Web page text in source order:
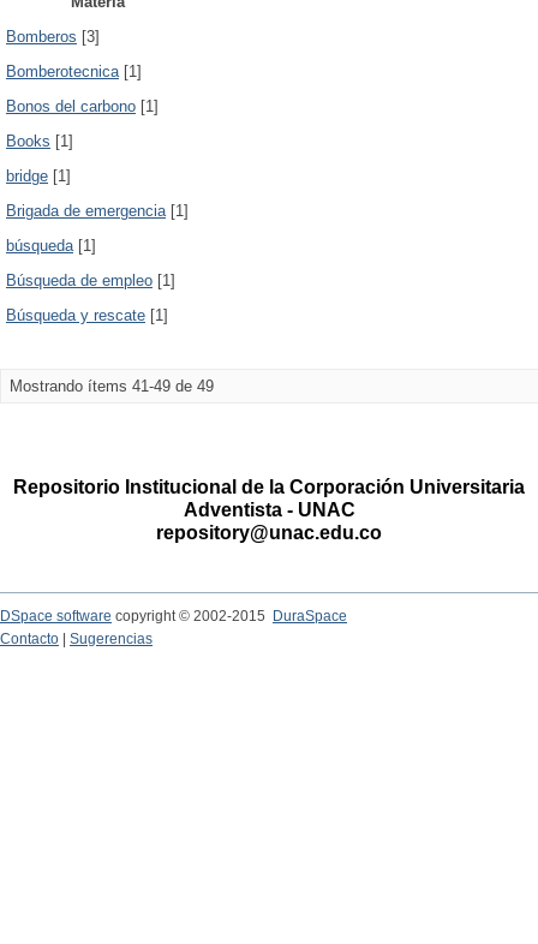
Bomberos [3]
Bomberotecnica[1]
Bonos del carbono [1]
Books [1]
bridge [1]
Brigada de emergencia[1]
búsqueda[1]
Búsqueda de empleo [1]
Búsqueda y rescate [1]
Mostrando ítems 41-49 de 49
Repositorio Institucional de la Corporación Universitaria
Adventista - UNAC
repository@unac.edu.co
DSpace software copyright © 2002-2015
DuraSpace
Contacto
Sugerencias